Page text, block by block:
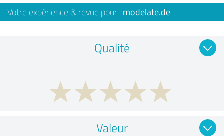
Votre expérience & revue pour : modelate.de
Qualité
Valeur